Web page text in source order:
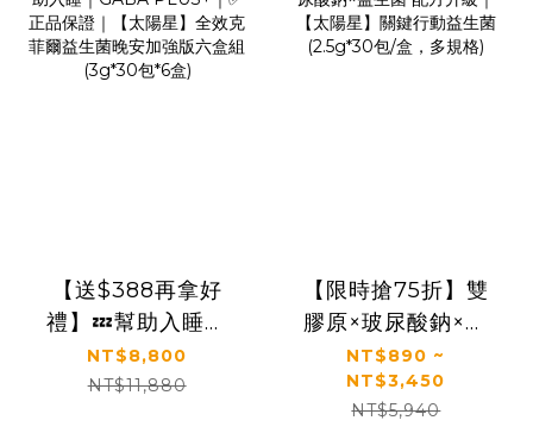
【送$388再拿好
禮】💤幫助入睡｜
GABA PLUS+｜✅
正品保證｜【太陽
NT$8,800
NT$11,880
【限時搶75折】雙
膠原×玻尿酸鈉×益
生菌 配方升級｜
【太陽星】關鍵行
動益生菌(2.5g*30
NT$890 ~
NT$3,450
NT$5,940